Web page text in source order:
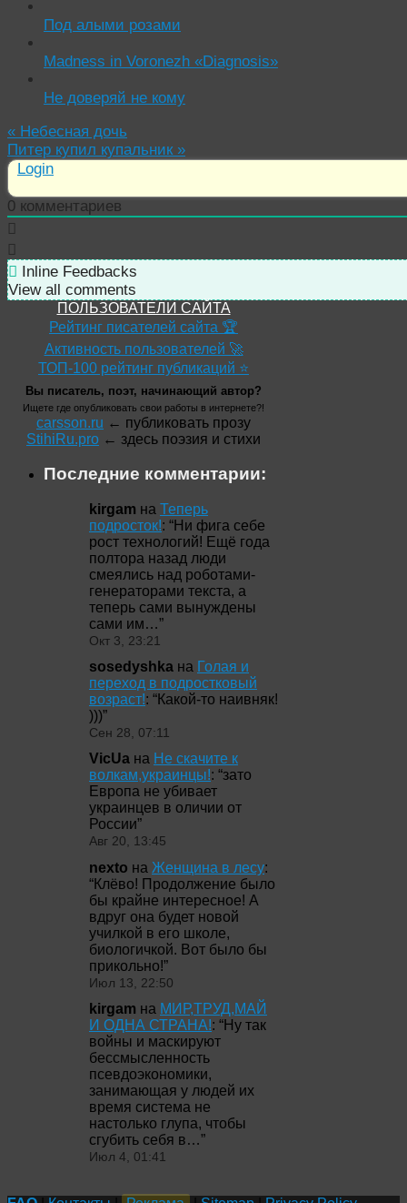
Под алыми розами
Madness in Voronezh «Diagnosis»
Не доверяй не кому
« Небесная дочь
Питер купил купальник »
Login
0 комментариев
Inline Feedbacks
View all comments
ПОЛЬЗОВАТЕЛИ САЙТА
Рейтинг писателей сайта 🏆
Активность пользователей 🚀
ТОП-100 рейтинг публикаций ⭐
Вы писатель, поэт, начинающий автор?
Ищете где опубликовать свои работы в интернете?!
carsson.ru ← публиковать прозу
StihiRu.pro ← здесь поэзия и стихи
Последние комментарии:
kirgam на Теперь
подросток!: “Ни фига себе
рост технологий! Ещё года
полтора назад люди
смеялись над роботами-
генераторами текста, а
теперь сами вынуждены
сами им…”
Окт 3, 23:21
sosedyshka на Голая и
переход в подростковый
возраст!: “Какой-то наивняк!
)))”
Сен 28, 07:11
VicUa на Не скачите к
волкам,украинцы!: “зато
Европа не убивает
украинцев в оличии от
России”
Авг 20, 13:45
nexto на Женщина в лесу:
“Клёво! Продолжение было
бы крайне интересное! А
вдруг она будет новой
училкой в его школе,
биологичкой. Вот было бы
прикольно!”
Июл 13, 22:50
kirgam на МИР,ТРУД,МАЙ
И ОДНА СТРАНА!: “Ну так
войны и маскируют
бессмысленность
псевдоэкономики,
занимающая у людей их
время система не
настолько глупа, чтобы
сгубить себя в…”
Июл 4, 01:41